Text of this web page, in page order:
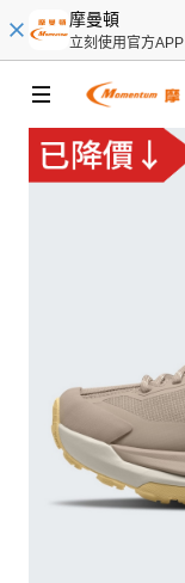
摩曼頓
立刻使用官方APP